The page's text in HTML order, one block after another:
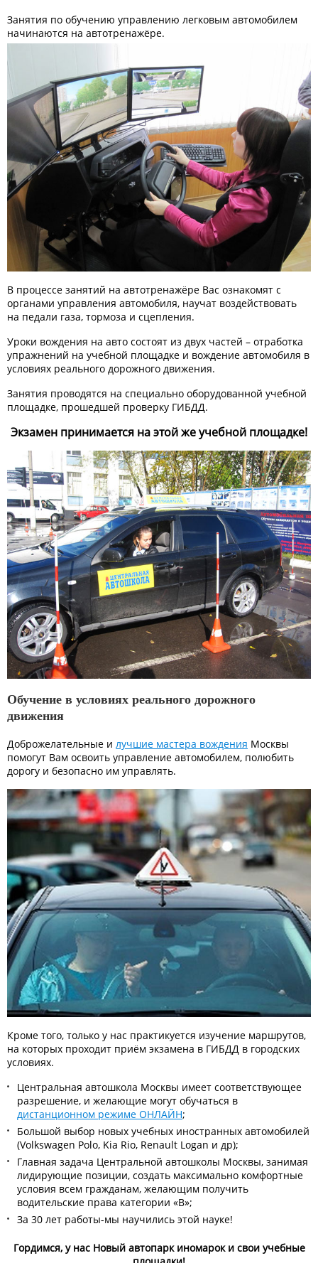
Занятия по обучению управлению легковым автомобилем
начинаются на автотренажёре.
В процессе занятий на автотренажёре Вас ознакомят с
органами управления автомобиля, научат воздействовать
на педали газа, тормоза и сцепления.
Уроки вождения на авто состоят из двух частей – отработка
упражнений на учебной площадке и вождение автомобиля в
условиях реального дорожного движения.
Занятия проводятся на специально оборудованной учебной
площадке, прошедшей проверку ГИБДД.
Экзамен принимается на этой же учебной площадке!
Обучение в условиях реального дорожного
движения
Доброжелательные и лучшие мастера вождения Москвы
помогут Вам освоить управление автомобилем, полюбить
дорогу и безопасно им управлять.
Кроме того, только у нас практикуется изучение маршрутов,
на которых проходит приём экзамена в ГИБДД в городских
условиях.
Центральная автошкола Москвы имеет соответствующее
разрешение, и желающие могут обучаться в
дистанционном режиме ОНЛАЙН;
Большой выбор новых учебных иностранных автомобилей
(Volkswagen Polo, Kia Rio, Renault Logan и др);
Главная задача Центральной автошколы Москвы, занимая
лидирующие позиции, создать максимально комфортные
условия всем гражданам, желающим получить
водительские права категории «В»;
За 30 лет работы-мы научились этой науке!
Гордимся, у нас Новый автопарк иномарок и свои учебные